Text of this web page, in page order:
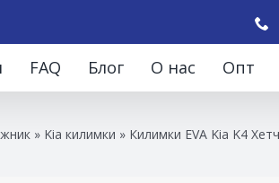
FAQ Блог О нас Опт
» Kia килимки » Килимки EVA Kia K4